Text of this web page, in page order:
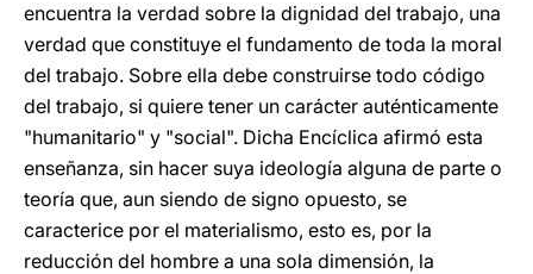
encuentra la verdad sobre la dignidad del trabajo, una
verdad que constituye el fundamento de toda la moral
del trabajo. Sobre ella debe construirse todo código
del trabajo, si quiere tener un carácter auténticamente
"humanitario" y "social". Dicha Encíclica afirmó esta
enseñanza, sin hacer suya ideología alguna de parte o
teoría que, aun siendo de signo opuesto, se
caracterice por el materialismo, esto es, por la
reducción del hombre a una sola dimensión, la